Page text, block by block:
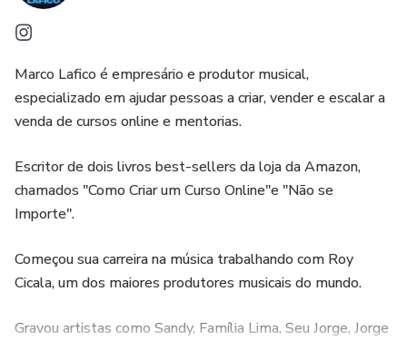
Marco Lafico é empresário e produtor musical,
especializado em ajudar pessoas a criar, vender e escalar a
venda de cursos online e mentorias.
Escritor de dois livros best-sellers da loja da Amazon,
chamados "Como Criar um Curso Online"e "Não se
Importe".
Começou sua carreira na música trabalhando com Roy
Cicala, um dos maiores produtores musicais do mundo.
Gravou artistas como Sandy, Família Lima, Seu Jorge, Jorge